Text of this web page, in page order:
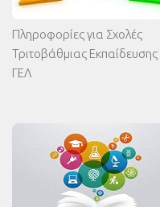
Πληροφορίες για Σχολές
Τριτοβάθμιας Εκπαίδευσης _
ΓΕΛ